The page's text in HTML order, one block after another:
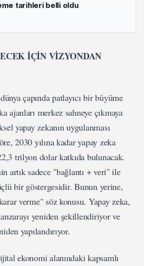
tarihleri belli oldu
İÇİN VİZYONDAN
çapında patlayıcı bir büyüme
ajanları merkez sahneye çıkmaya
yapay zekanın uygulanması
2030 yılına kadar yapay zeka
trilyon dolar katkıda bulunacak.
artık sadece "bağlantı + veri" ile
bir göstergesidir. Bunun yerine,
verme" söz konusu. Yapay zeka,
yeniden şekillendiriyor ve
yapılandırıyor.
ekonomi alanındaki kapsamlı